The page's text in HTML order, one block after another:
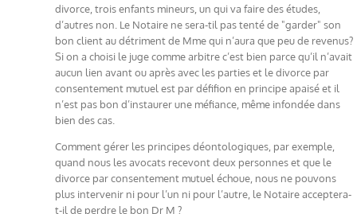
divorce, trois enfants mineurs, un qui va faire des études,
d’autres non. Le Notaire ne sera-til pas tenté de "garder" son
bon client au détriment de Mme qui n’aura que peu de revenus?
Si on a choisi le juge comme arbitre c’est bien parce qu’il n’avait
aucun lien avant ou après avec les parties et le divorce par
consentement mutuel est par défifion en principe apaisé et il
n’est pas bon d’instaurer une méfiance, même infondée dans
bien des cas.
Comment gérer les principes déontologiques, par exemple,
quand nous les avocats recevont deux personnes et que le
divorce par consentement mutuel échoue, nous ne pouvons
plus intervenir ni pour l’un ni pour l’autre, le Notaire acceptera-
t-il de perdre le bon Dr M ?